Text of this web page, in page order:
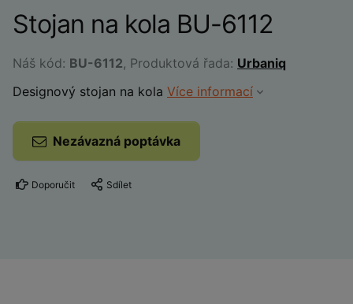
Stojan na kola BU-6112
Náš kód: BU-6112, Produktová řada: Urbaniq
Designový stojan na kola Více informací
Nezávazná poptávka
Doporučit Sdílet